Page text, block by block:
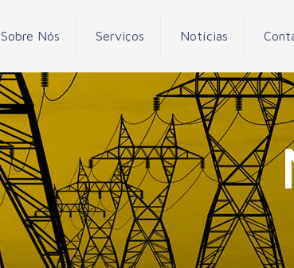
Sobre Nós Serviços Notícias